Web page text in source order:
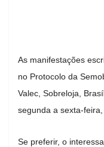
As manifestações
no Protocolo da
Valec, Sobreloja,
segunda a sexta-
Se preferir, o